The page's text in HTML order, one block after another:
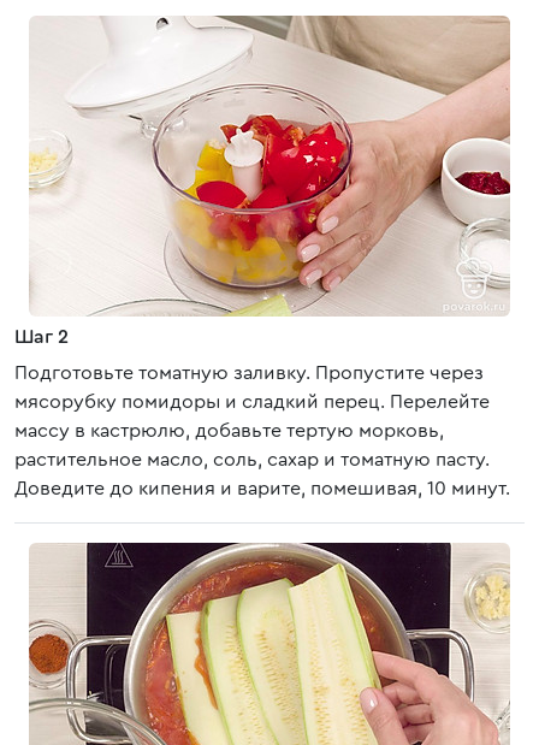
Шаг 2
Подготовьте томатную заливку. Пропустите через
мясорубку помидоры и сладкий перец. Перелейте
массу в кастрюлю, добавьте тертую морковь,
растительное масло, соль, сахар и томатную пасту.
Доведите до кипения и варите, помешивая, 10 минут.